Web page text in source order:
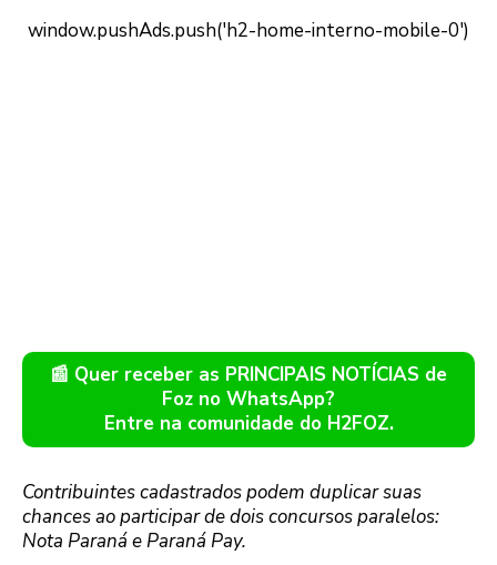
📰 Quer receber as PRINCIPAIS NOTÍCIAS de
Foz no WhatsApp?
Entre na comunidade do H2FOZ.
Contribuintes cadastrados podem duplicar suas
chances ao participar de dois concursos paralelos:
Nota Paraná e Paraná Pay.